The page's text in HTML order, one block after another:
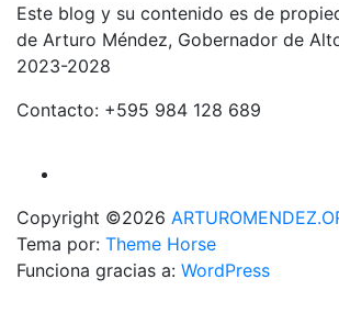
Este blog y su contenido es de
de Arturo Méndez, Gobernador de
2023-2028
Contacto: +595 984 128 689
Copyright ©2026
Tema por: Theme Horse
Funciona gracias a: WordPress